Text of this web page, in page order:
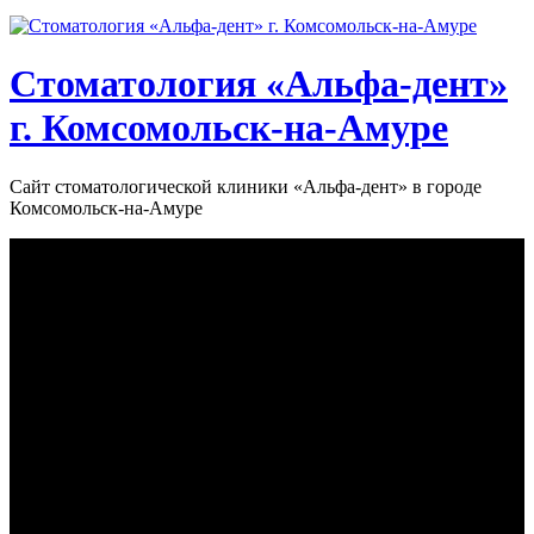
Стоматология «‎Альфа-дент»‎
г. Комсомольск-на-Амуре
Сайт стоматологической клиники «‎Альфа-дент» в городе
Комсомольск-на-Амуре